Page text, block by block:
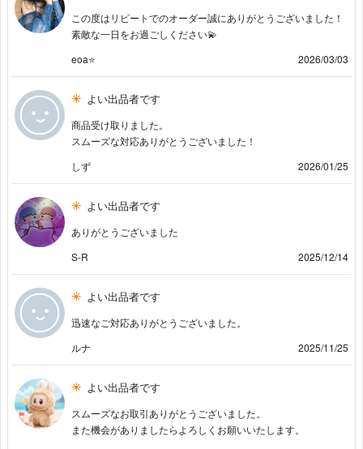
この度はリピートでのオーダー誠にありがとうございました！
素敵な一日をお過ごしください💫
eoa⭐️
2026/03/03
よい出品者です
商品受け取りました。
スムーズな対応ありがとうございました！
しず
2026/01/25
よい出品者です
ありがとうございました
S-R
2025/12/14
よい出品者です
迅速なご対応ありがとうございました。
ルナ
2025/11/25
よい出品者です
スムーズなお取引ありがとうございました。
また機会がありましたらよろしくお願いいたします。